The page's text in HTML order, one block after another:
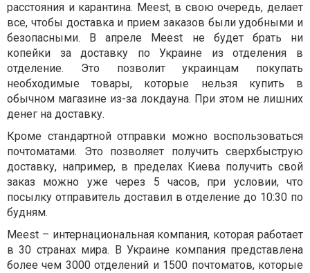
расстояния и карантина. Meest, в свою очередь, делает
все, чтобы доставка и прием заказов были удобными и
безопасными. В апреле Meest не будет брать ни
копейки за доставку по Украине из отделения в
отделение. Это позволит украинцам покупать
необходимые товары, которые нельзя купить в
обычном магазине из-за локдауна. При этом не лишних
денег на доставку.
Кроме стандартной отправки можно воспользоваться
почтоматами. Это позволяет получить сверхбыструю
доставку, например, в пределах Киева получить свой
заказ можно уже через 5 часов, при условии, что
посылку отправитель доставил в отделение до 10:30 по
будням.
Meest – интернациональная компания, которая работает
в 30 странах мира. В Украине компания представлена
более чем 3000 отделений и 1500 почтоматов, которые